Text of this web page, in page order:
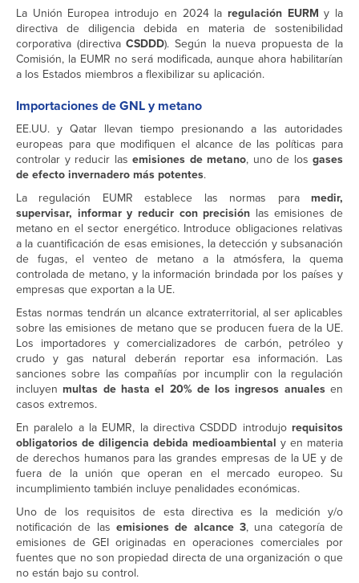
La Unión Europea introdujo en 2024 la regulación EURM y la
directiva de diligencia debida en materia de sostenibilidad
corporativa (directivaCSDDD). Según la nueva propuesta de la
Comisión, la EUMR no será modificada, aunque ahora habilitarían
a los Estados miembros a flexibilizar su aplicación.
Importaciones de GNL y metano
EE.UU. y Qatar llevan tiempo presionando a las autoridades
europeas para que modifiquen el alcance de las políticas para
controlar y reducir las emisiones de metano, uno de los gases
de efecto invernadero más potentes.
La regulación EUMR establece las normas para medir,
supervisar, informar y reducir con precisión las emisiones de
metano en el sector energético. Introduce obligaciones relativas
a la cuantificación de esas emisiones, la detección y subsanación
de fugas, el venteo de metano a la atmósfera, la ​​quema
controlada de metano, y la ​​información brindada por los países y
empresas que exportan a la UE.
Estas normas tendrán un alcance extraterritorial, al ser aplicables
sobre las emisiones de metano que se producen fuera de la UE.
Los importadores y comercializadores de carbón, petróleo y
crudo y gas natural deberán reportar esa información. Las
sanciones sobre las compañías por incumplir con la regulación
incluyen multas de hasta el 20% de los ingresos anualesen
casos extremos.
En paralelo a la EUMR, la directiva CSDDD introdujo requisitos
obligatorios de diligencia debida medioambiental y en materia
de derechos humanos para las grandes empresas de la UE y de
fuera de la unión que operan en el mercado europeo. Su
incumplimiento también incluye penalidades económicas.
Uno de los requisitos de esta directiva es la medición y/o
notificación de las emisiones de alcance 3, una categoría de
emisiones de GEI originadas en operaciones comerciales por
fuentes que no son propiedad directa de una organización o que
no están bajo su control.